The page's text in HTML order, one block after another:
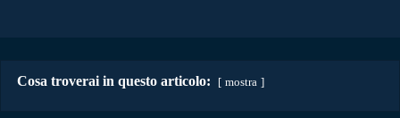
Cosa troverai in questo articolo: mostra